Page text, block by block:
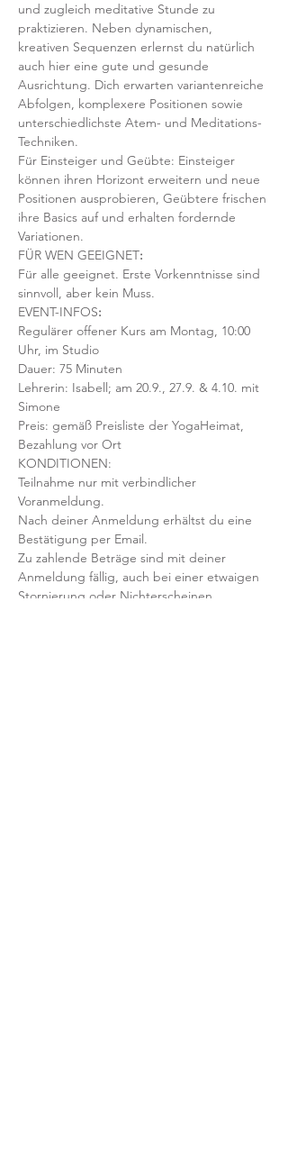
und zugleich meditative Stunde zu
praktizieren. Neben dynamischen,
kreativen Sequenzen erlernst du natürlich
auch hier eine gute und gesunde
Ausrichtung. Dich erwarten variantenreiche
Abfolgen, komplexere Positionen sowie
unterschiedlichste Atem- und Meditations-
Techniken.
Für Einsteiger und Geübte: Einsteiger
können ihren Horizont erweitern und neue
Positionen ausprobieren, Geübtere frischen
ihre Basics auf und erhalten fordernde
Variationen.
FÜR WEN GEEIGNET:
Für alle geeignet. Erste Vorkenntnisse sind
sinnvoll, aber kein Muss.
EVENT-INFOS:
Regulärer offener Kurs am Montag, 10:00
Uhr, im Studio
Dauer: 75 Minuten
Lehrerin: Isabell; am 20.9., 27.9. & 4.10. mit
Simone
Preis: gemäß Preisliste der YogaHeimat,
Bezahlung vor Ort
KONDITIONEN:
Teilnahme nur mit verbindlicher
Voranmeldung.
Nach deiner Anmeldung erhältst du eine
Bestätigung per Email.
Zu zahlende Beträge sind mit deiner
Anmeldung fällig, auch bei einer etwaigen
Stornierung oder Nichterscheinen